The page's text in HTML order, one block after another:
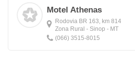
Motel Athenas
Rodovia BR 163, km 814
Zona Rural - Sinop - MT
(066) 3515-8015